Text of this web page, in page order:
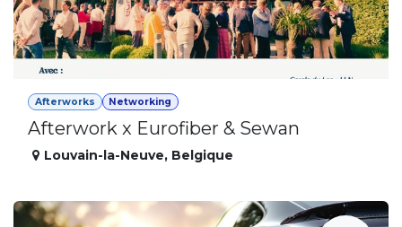
Afterworks Networking
Afterwork x Eurofiber & Sewan
Louvain-la-Neuve, Belgique